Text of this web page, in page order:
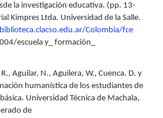
la investigación educativa. (pp. 13-
Kimpres Ltda. Universidad de la Salle.
Colombia/fce
escuela y_ formación_
Aguilar, N., Aguilera, W., Cuenca. D. y
humanística de los estudiantes de
Universidad Técnica de Machala,
de